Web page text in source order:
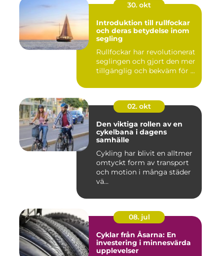
30. okt
Introduktion till rullfockar
och deras betydelse inom
segling
Rullfockar har revolutionerat
seglingen och gjort den mer
tillgänglig och bekväm för ...
02. okt
Den viktiga rollen av en
cykelbana i dagens
samhälle
Cykling har blivit en alltmer
omtyckt form av transport
och motion i många städer
vä...
08. jul
Cyklar från Åsarna: En
investering i minnesvärda
upplevelser